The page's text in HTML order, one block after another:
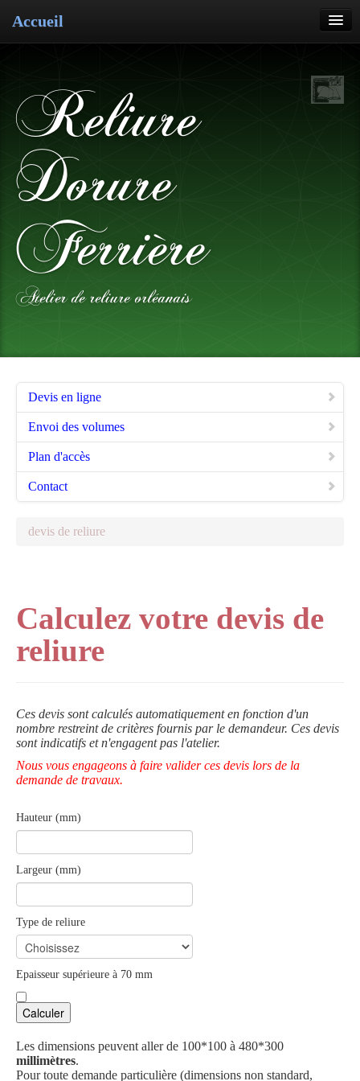
Accueil
Restauration
Dorure
Cartonnage
Pose de cuir
Reliure
Dorure
Ferrière
Atelier de reliure orléanais
Devis en ligne
Envoi des volumes
Plan d'accès
Contact
devis de reliure
Calculez votre devis de
reliure
Ces devis sont calculés automatiquement en fonction d'un
nombre restreint de critères fournis par le demandeur. Ces devis
sont indicatifs et n'engagent pas l'atelier.
Nous vous engageons à faire valider ces devis lors de la
demande de travaux.
Hauteur (mm)
Largeur (mm)
Type de reliure
Epaisseur supérieure à 70 mm
Calculer
Les dimensions peuvent aller de 100*100 à 480*300
millimètres.
Pour toute demande particulière (dimensions non standard,